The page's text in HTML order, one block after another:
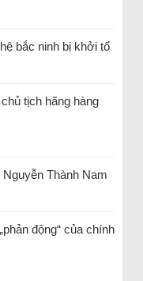
bắc ninh bị khởi tố
tịch hãng hàng
Nguyễn Thành Nam
động“ của chính